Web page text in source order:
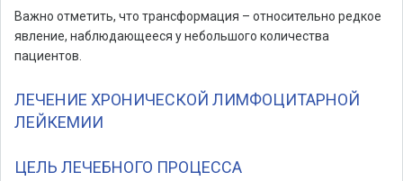
Важно отметить, что трансформация – относительно редкое
явление, наблюдающееся у небольшого количества
пациентов.
ЛЕЧЕНИЕ ХРОНИЧЕСКОЙ ЛИМФОЦИТАРНОЙ
ЛЕЙКЕМИИ
ЦЕЛЬ ЛЕЧЕБНОГО ПРОЦЕССА